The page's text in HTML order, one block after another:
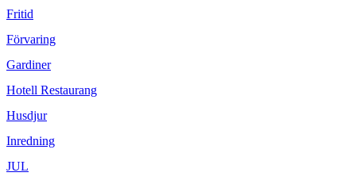
Fritid
Förvaring
Gardiner
Hotell Restaurang
Husdjur
Inredning
JUL